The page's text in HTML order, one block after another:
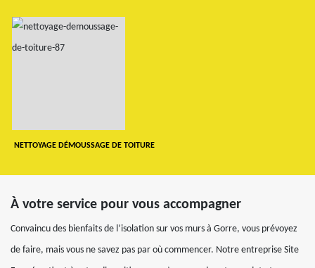
NETTOYAGE DÉMOUSSAGE DE TOITURE
À votre service pour vous accompagner
Convaincu des bienfaits de l’isolation sur vos murs à Gorre, vous prévoyez
de faire, mais vous ne savez pas par où commencer. Notre entreprise Site